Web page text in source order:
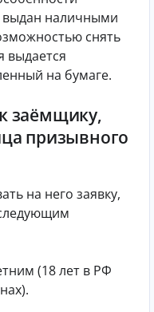
наличными
снять
выдается
на бумаге.
заёмщику,
призывного
на него заявку,
(18 лет в РФ